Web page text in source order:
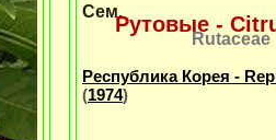
Сем.
Рутовые -
Rutaceae
Республика Корея -
(1974)